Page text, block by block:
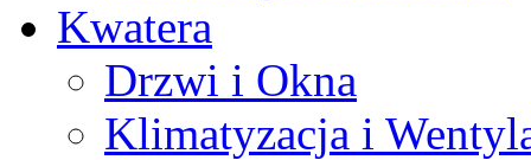
Kwatera
Drzwi i Okna
Klimatyzacja i